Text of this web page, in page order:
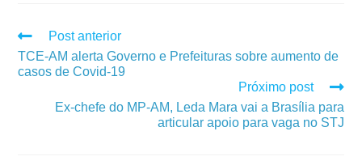
Post anterior
TCE-AM alerta Governo e Prefeituras sobre aumento de
casos de Covid-19
Próximo post
Ex-chefe do MP-AM, Leda Mara vai a Brasília para
articular apoio para vaga no STJ